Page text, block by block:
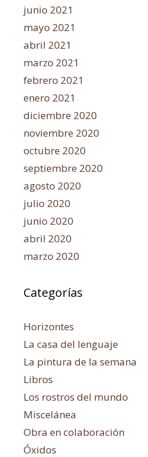
junio 2021
mayo 2021
abril 2021
marzo 2021
febrero 2021
enero 2021
diciembre 2020
noviembre 2020
octubre 2020
septiembre 2020
agosto 2020
julio 2020
junio 2020
abril 2020
marzo 2020
Categorías
Horizontes
La casa del lenguaje
La pintura de la semana
Libros
Los rostros del mundo
Miscelánea
Obra en colaboración
Óxidos